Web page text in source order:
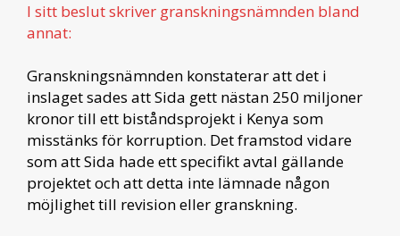
I sitt beslut skriver granskningsnämnden bland
annat:
Granskningsnämnden konstaterar att det i
inslaget sades att Sida gett nästan 250 miljoner
kronor till ett biståndsprojekt i Kenya som
misstänks för korruption. Det framstod vidare
som att Sida hade ett specifikt avtal gällande
projektet och att detta inte lämnade någon
möjlighet till revision eller granskning.